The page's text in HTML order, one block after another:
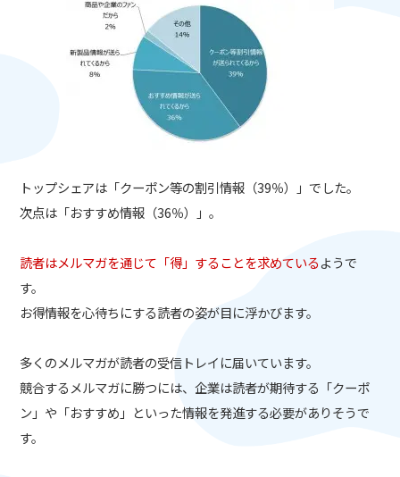
トップシェアは「クーポン等の割引情報（39％）」でした。
次点は「おすすめ情報（36％）」。
読者はメルマガを通じて「得」することを求めているようで
す。
お得情報を心待ちにする読者の姿が目に浮かびます。
多くのメルマガが読者の受信トレイに届いています。
競合するメルマガに勝つには、企業は読者が期待する「クーポ
ン」や「おすすめ」といった情報を発進する必要がありそうで
す。